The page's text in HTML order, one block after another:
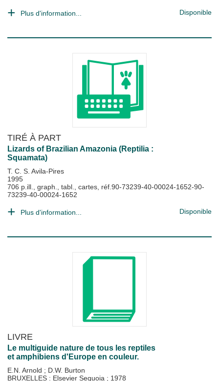
Plus d'information... Disponible
TIRÉ À PART
Lizards of Brazilian Amazonia (Reptilia :
Squamata)
T. C. S. Avila-Pires
1995
706 p.ill., graph., tabl., cartes, réf.90-73239-40-00024-1652-90-
73239-40-00024-1652
Plus d'information... Disponible
LIVRE
Le multiguide nature de tous les reptiles
et amphibiens d'Europe en couleur.
E.N. Arnold ; D.W. Burton
BRUXELLES : Elsevier Sequoia ; 1978